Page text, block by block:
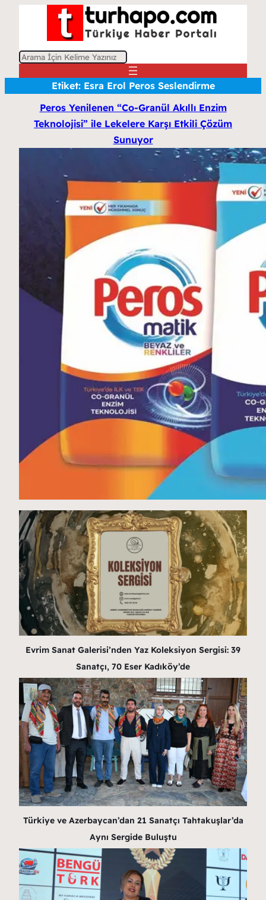
A
Etiket: Esra Erol Peros Seslendirme
Peros Yenilenen “Co-Granül Akıllı Enzim
Teknolojisi” ile Lekelere Karşı Etkili Çözüm
Sunuyor
Evrim Sanat Galerisi’nden Yaz Koleksiyon Sergisi: 39
Sanatçı, 70 Eser Kadıköy’de
Türkiye ve Azerbaycan’dan 21 Sanatçı Tahtakuşlar’da
Aynı Sergide Buluştu